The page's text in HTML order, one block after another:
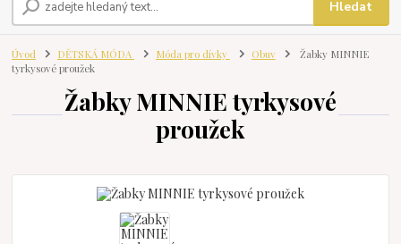
Hledat
Úvod DĚTSKÁ MÓDA Móda pro dívky Obuv
Žabky MINNIE
tyrkysové proužek
Žabky MINNIE tyrkysové
proužek